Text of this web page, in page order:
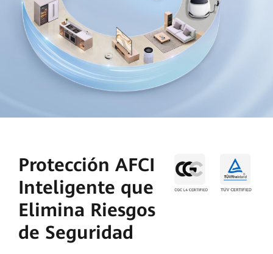
Protección AFCI
Inteligente que
Elimina Riesgos
de Seguridad